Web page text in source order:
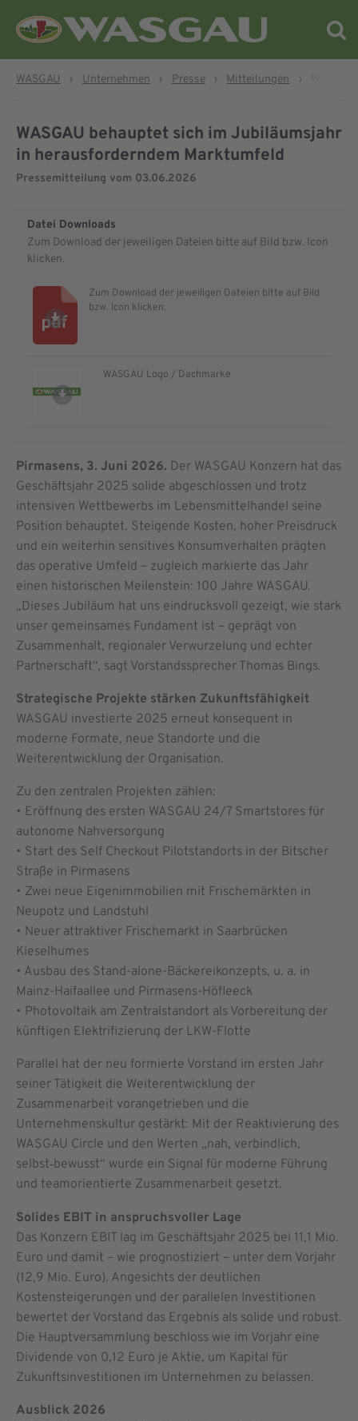
WASGAU › Unternehmen › Presse › Mitteilungen ›
WASGAU behauptet sich im Jubiläumsjahr
in herausforderndem Marktumfeld
Pressemitteilung vom 03.06.2026
Datei Downloads
Zum Download der jeweiligen Dateien bitte auf Bild bzw. Icon
klicken.
Zum Download der jeweiligen Dateien bitte auf Bild
bzw. Icon klicken.
WASGAU Logo / Dachmarke
Pirmasens, 3. Juni 2026. Der WASGAU Konzern hat das
Geschäftsjahr 2025 solide abgeschlossen und trotz
intensiven Wettbewerbs im Lebensmittelhandel seine
Position behauptet. Steigende Kosten, hoher Preisdruck
und ein weiterhin sensitives Konsumverhalten prägten
das operative Umfeld – zugleich markierte das Jahr
einen historischen Meilenstein: 100 Jahre WASGAU.
„Dieses Jubiläum hat uns eindrucksvoll gezeigt, wie stark
unser gemeinsames Fundament ist – geprägt von
Zusammenhalt, regionaler Verwurzelung und echter
Partnerschaft“, sagt Vorstandssprecher Thomas Bings.
Strategische Projekte stärken Zukunftsfähigkeit
WASGAU investierte 2025 erneut konsequent in
moderne Formate, neue Standorte und die
Weiterentwicklung der Organisation.
Zu den zentralen Projekten zählen:
• Eröffnung des ersten WASGAU 24/7 Smartstores für
autonome Nahversorgung
• Start des Self Checkout Pilotstandorts in der Bitscher
Straße in Pirmasens
• Zwei neue Eigenimmobilien mit Frischemärkten in
Neupotz und Landstuhl
• Neuer attraktiver Frischemarkt in Saarbrücken
Kieselhumes
• Ausbau des Stand-alone-Bäckereikonzepts, u. a. in
Mainz-Haifaallee und Pirmasens-Höfleeck
• Photovoltaik am Zentralstandort als Vorbereitung der
künftigen Elektrifizierung der LKW-Flotte
Parallel hat der neu formierte Vorstand im ersten Jahr
seiner Tätigkeit die Weiterentwicklung der
Zusammenarbeit vorangetrieben und die
Unternehmenskultur gestärkt: Mit der Reaktivierung des
WASGAU Circle und den Werten „nah, verbindlich,
selbst‑bewusst“ wurde ein Signal für moderne Führung
und teamorientierte Zusammenarbeit gesetzt.
Solides EBIT in anspruchsvoller Lage
Das Konzern EBIT lag im Geschäftsjahr 2025 bei 11,1 Mio.
Euro und damit – wie prognostiziert – unter dem Vorjahr
(12,9 Mio. Euro). Angesichts der deutlichen
Kostensteigerungen und der parallelen Investitionen
bewertet der Vorstand das Ergebnis als solide und robust.
Die Hauptversammlung beschloss wie im Vorjahr eine
Dividende von 0,12 Euro je Aktie, um Kapital für
Zukunftsinvestitionen im Unternehmen zu belassen.
Ausblick 2026